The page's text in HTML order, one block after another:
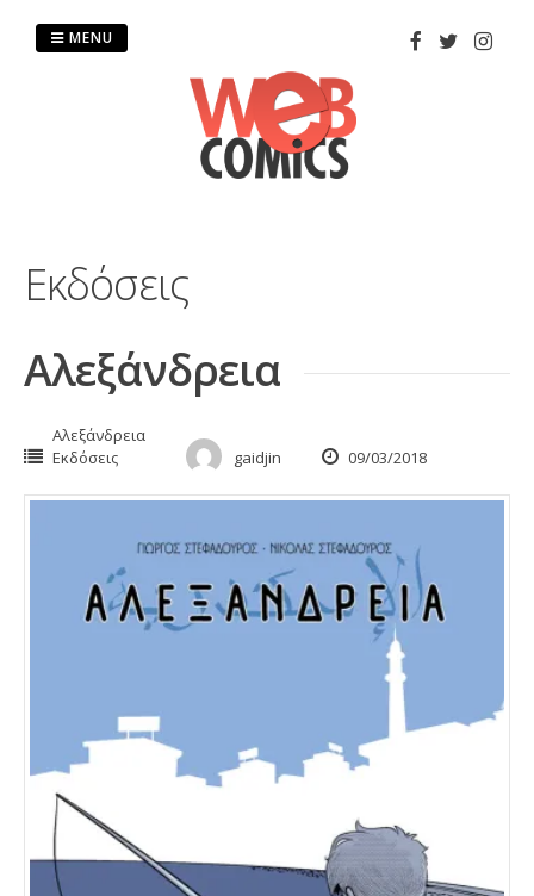
MENU
Εκδόσεις
Αλεξάνδρεια
Αλεξάνδρεια
Εκδόσεις
gaidjin 09/03/2018